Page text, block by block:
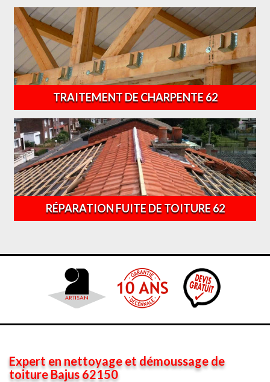
TRAITEMENT DE CHARPENTE 62
RÉPARATION FUITE DE TOITURE 62
Expert en nettoyage et démoussage de
toiture Bajus 62150